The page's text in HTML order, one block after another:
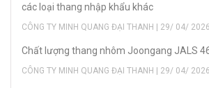
các loại thang nhập khẩu khác
CÔNG TY MINH QUANG ĐẠI THANH | 29/ 04/ 2026
Chất lượng thang nhôm Joongang JALS
CÔNG TY MINH QUANG ĐẠI THANH | 29/ 04/ 2026